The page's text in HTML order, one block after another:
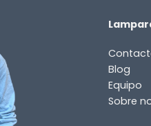
Blog
Equipo
Sobre